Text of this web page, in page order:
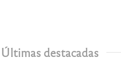
Últimas destacadas